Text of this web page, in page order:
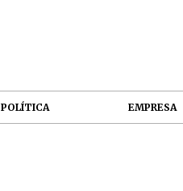
POLÍTICA EMPRESA